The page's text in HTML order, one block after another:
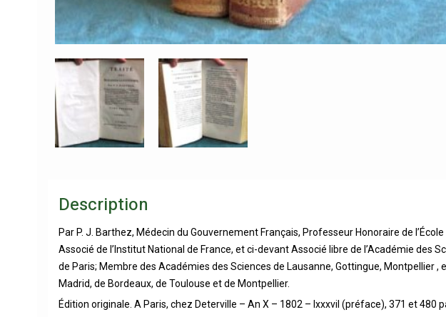
Description
Par P. J. Barthez, Médecin du Gouvernement Français, Professeur Honoraire de
Associé de l’Institut National de France, et ci-devant Associé libre de l’Académie des
de Paris; Membre des Académies des Sciences de Lausanne, Gottingue, Montpellier
Madrid, de Bordeaux, de Toulouse et de Montpellier.
Édition originale. A Paris, chez Deterville – An X – 1802 – lxxxvil (préface), 371 et 480